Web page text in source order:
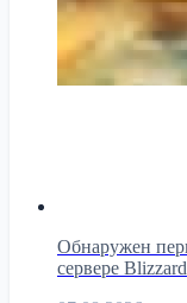
Обнаружен
сервере Blizzard